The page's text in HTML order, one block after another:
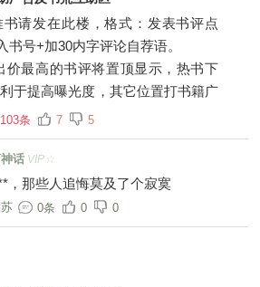
发在此楼，格式：发表书评点
书号+加30内字评论自荐语。
高的书评将置顶显示，热书下
于提高曝光度，其它位置打书籍广
。
103条 7 5
话 VIP☆
那些人追悔莫及了个寂寞
0条 0 0